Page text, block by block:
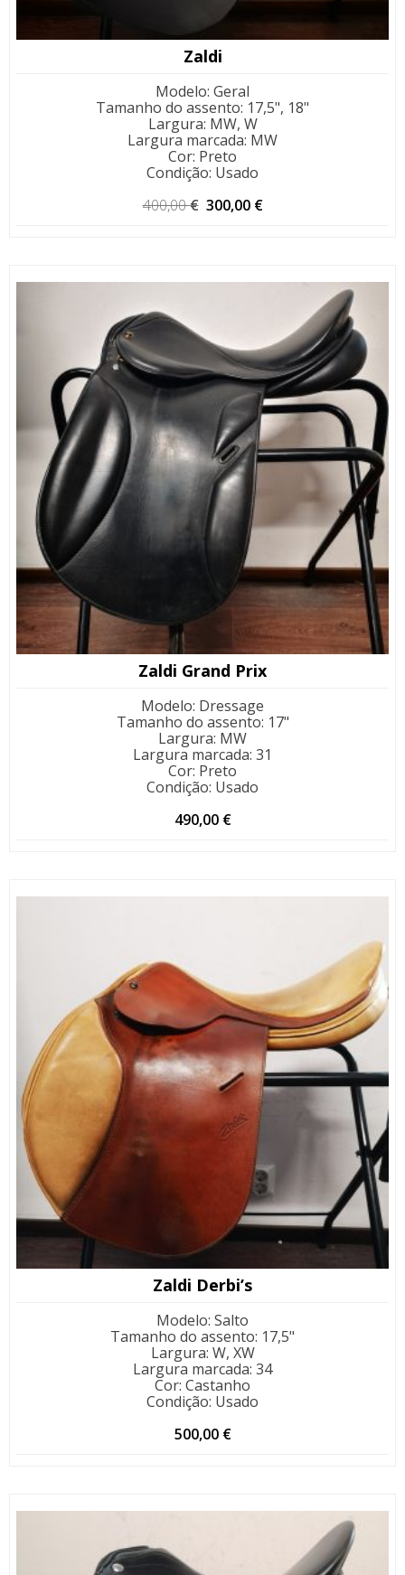
Zaldi
Modelo: Geral
Tamanho do assento: 17,5", 18"
Largura: MW, W
Largura marcada: MW
Cor: Preto
Condição: Usado
400,00€ O
300,00 €
Zaldi Grand Prix
Modelo: Dressage
Tamanho do assento: 17"
Largura: MW
Largura marcada: 31
Cor: Preto
Condição: Usado
490,00 €
Zaldi Derbi’s
Modelo: Salto
Tamanho do assento: 17,5"
Largura: W, XW
Largura marcada: 34
Cor: Castanho
Condição: Usado
500,00 €